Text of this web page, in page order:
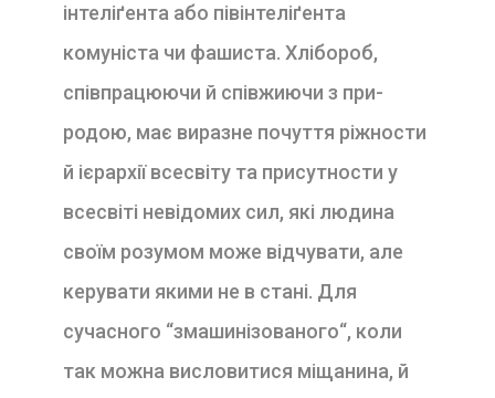
інтеліґента або півінтеліґента
комуніста чи фа­шиста. Хлібороб,
співпрацюючи й співжиючи з при­
родою, має виразне почуття ріжности
й ієрархії все­світу та присутности у
всесвіті невідомих сил, які лю­дина
своїм розумом може відчувати, але
керувати якими не в стані. Для
сучасного “змашинізованого“, коли
так можна висловитися міщанина, й